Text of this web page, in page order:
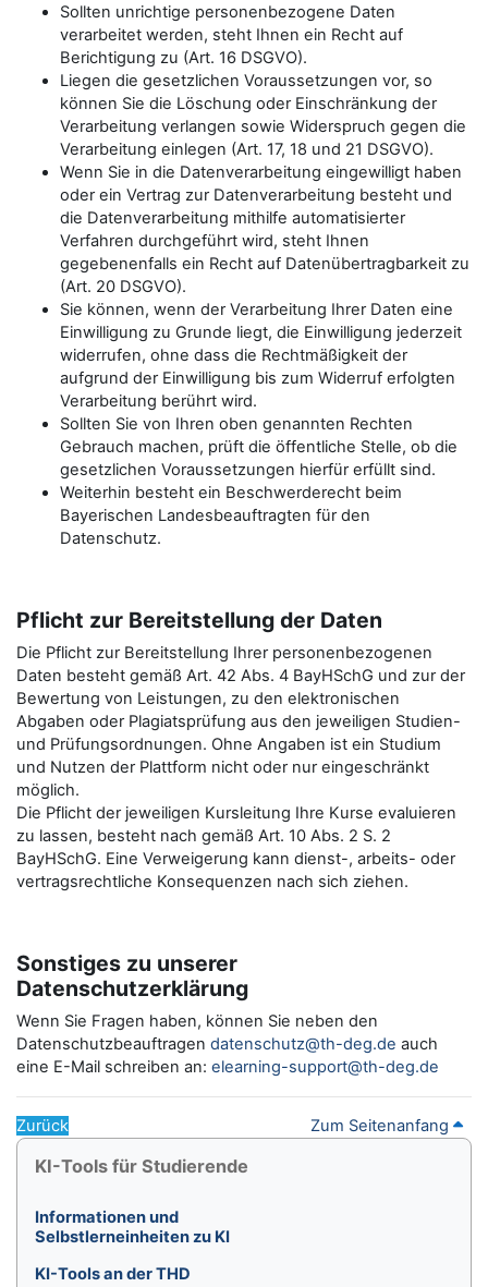
Sollten unrichtige personenbezogene Daten
verarbeitet werden, steht Ihnen ein Recht auf
Berichtigung zu (Art. 16 DSGVO).
Liegen die gesetzlichen Voraussetzungen vor, so
können Sie die Löschung oder Einschränkung der
Verarbeitung verlangen sowie Widerspruch gegen die
Verarbeitung einlegen (Art. 17, 18 und 21 DSGVO).
Wenn Sie in die Datenverarbeitung eingewilligt haben
oder ein Vertrag zur Datenverarbeitung besteht und
die Datenverarbeitung mithilfe automatisierter
Verfahren durchgeführt wird, steht Ihnen
gegebenenfalls ein Recht auf Datenübertragbarkeit zu
(Art. 20 DSGVO).
Sie können, wenn der Verarbeitung Ihrer Daten eine
Einwilligung zu Grunde liegt, die Einwilligung jederzeit
widerrufen, ohne dass die Rechtmäßigkeit der
aufgrund der Einwilligung bis zum Widerruf erfolgten
Verarbeitung berührt wird.
Sollten Sie von Ihren oben genannten Rechten
Gebrauch machen, prüft die öffentliche Stelle, ob die
gesetzlichen Voraussetzungen hierfür erfüllt sind.
Weiterhin besteht ein Beschwerderecht beim
Bayerischen Landesbeauftragten für den
Datenschutz.
Pflicht zur Bereitstellung der Daten
Die Pflicht zur Bereitstellung Ihrer personenbezogenen
Daten besteht gemäß Art. 42 Abs. 4 BayHSchG und zur der
Bewertung von Leistungen, zu den elektronischen
Abgaben oder Plagiatsprüfung aus den jeweiligen Studien-
und Prüfungsordnungen. Ohne Angaben ist ein Studium
und Nutzen der Plattform nicht oder nur eingeschränkt
möglich.
Die Pflicht der jeweiligen Kursleitung Ihre Kurse evaluieren
zu lassen, besteht nach gemäß Art. 10 Abs. 2 S. 2
BayHSchG. Eine Verweigerung kann dienst-, arbeits- oder
vertragsrechtliche Konsequenzen nach sich ziehen.
Sonstiges zu unserer
Datenschutzerklärung
Wenn Sie Fragen haben, können Sie neben den
Datenschutzbeauftragen datenschutz@th-deg.de auch
eine E-Mail schreiben an: elearning-support@th-deg.de
Zurück Zum Seitenanfang
Blöcke
KI-Tools für Studierende überspringen
KI-Tools für Studierende
Informationen und
Selbstlerneinheiten zu KI
KI-Tools an der THD